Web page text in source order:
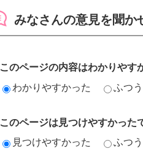
みなさんの意見を聞か
このページの内容はわかりやす
わかりやすかった
ふつう
このページは見つけやすかった
見つけやすかった
ふつう